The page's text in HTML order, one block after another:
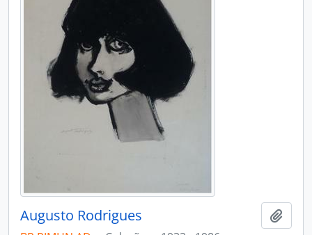
Augusto Rodrigues